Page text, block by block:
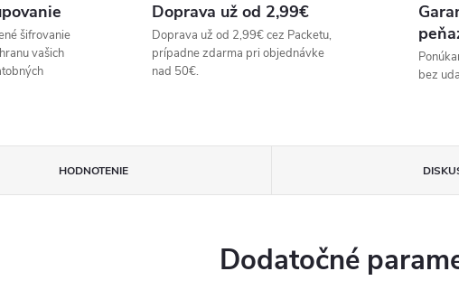
šifrovanie
vašich
Doprava už od 2,99€
Doprava už od 2,99€ cez Packetu,
prípadne zdarma pri objednávke
nad 50€.
bez
HODNOTENIE
Dodatočné